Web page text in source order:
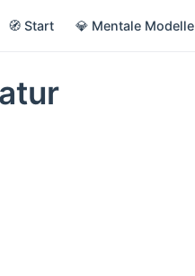
🧭 Start 💎 Mentale Modelle